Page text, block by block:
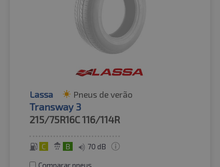
Lassa Pneus de verão
Transway 3
215/75R16C116/114R
C B 70 dB
Comparar pneus